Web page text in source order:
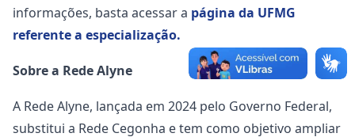
informações, basta acessar a página da UFMG
referente a especialização.
Sobre a Rede Alyne
A Rede Alyne, lançada em 2024 pelo Governo Federal,
substitui a Rede Cegonha e tem como objetivo ampliar